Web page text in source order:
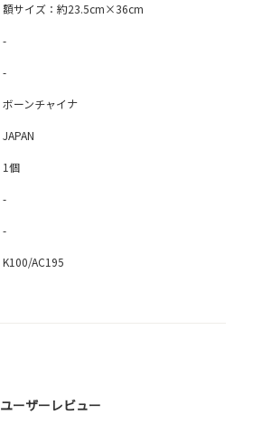
額サイズ：約23.5cm×36cm
-
-
ボーンチャイナ
JAPAN
1個
-
-
K100/AC195
ユーザーレビュー